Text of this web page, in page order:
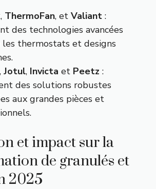
, ThermoFan, et Valiant :
des technologies avancées
les thermostats et designs
, Jotul, Invicta et Peetz :
des solutions robustes
aux grandes pièces et
et impact sur la
de granulés et
2025